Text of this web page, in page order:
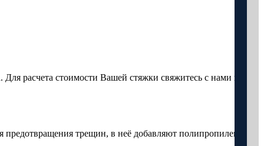
расчета стоимости Вашей стяжки свяжитесь с нами по
трещин, в неё добавляют полипропиленовое